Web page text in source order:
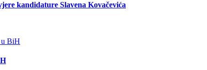
kandidature Slavena Kovačevića